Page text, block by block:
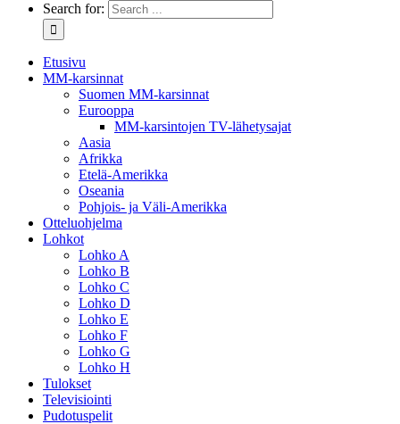
Search for:
Etusivu
MM-karsinnat
Suomen MM-karsinnat
Eurooppa
MM-karsintojen TV-lähetysajat
Aasia
Afrikka
Etelä-Amerikka
Oseania
Pohjois- ja Väli-Amerikka
Otteluohjelma
Lohkot
Lohko A
Lohko B
Lohko C
Lohko D
Lohko E
Lohko F
Lohko G
Lohko H
Tulokset
Televisiointi
Pudotuspelit